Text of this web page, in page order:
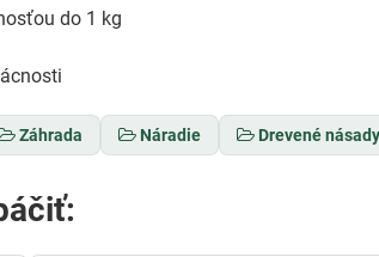
do 1 kg
Záhrada Náradie Drevené násady